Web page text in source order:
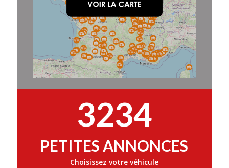
3234
PETITES ANNONCES
Choisissez votre véhicule